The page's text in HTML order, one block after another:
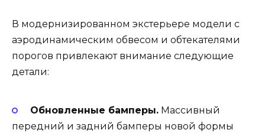
В модернизированном экстерьере модели с
аэродинамическим обвесом и обтекателями
порогов привлекают внимание следующие
детали:
Обновленные бамперы.Массивный
передний и задний бамперы новой формы